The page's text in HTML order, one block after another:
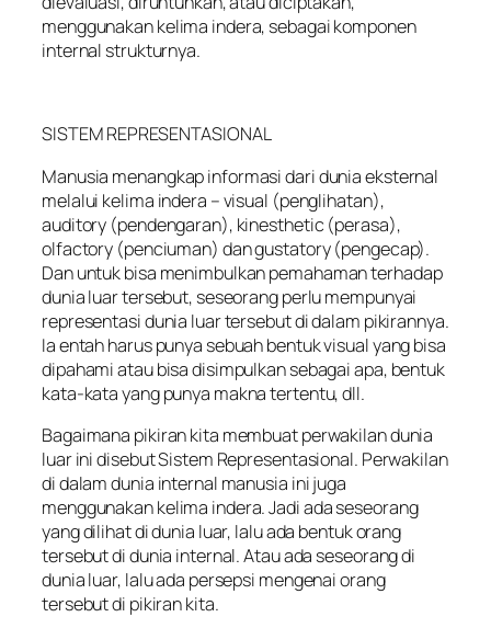
menggunakan kelima indera, sebagai komponen
internal strukturnya.
SISTEM REPRESENTASIONAL
Manusia menangkap informasi dari dunia eksternal
melalui kelima indera – visual (penglihatan),
auditory (pendengaran), kinesthetic (perasa),
olfactory (penciuman) dan gustatory (pengecap).
Dan untuk bisa menimbulkan pemahaman terhadap
dunia luar tersebut, seseorang perlu mempunyai
representasi dunia luar tersebut di dalam pikirannya.
Ia entah harus punya sebuah bentuk visual yang bisa
dipahami atau bisa disimpulkan sebagai apa, bentuk
kata-kata yang punya makna tertentu, dll.
Bagaimana pikiran kita membuat perwakilan dunia
luar ini disebut Sistem Representasional. Perwakilan
di dalam dunia internal manusia ini juga
menggunakan kelima indera. Jadi ada seseorang
yang dilihat di dunia luar, lalu ada bentuk orang
tersebut di dunia internal. Atau ada seseorang di
dunia luar, lalu ada persepsi mengenai orang
tersebut di pikiran kita.